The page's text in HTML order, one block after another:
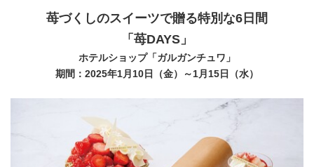
苺づくしのスイーツで贈る特別な6日間
「苺DAYS」
ホテルショップ「ガルガンチュワ」
期間：2025年1月10日（金）～1月15日（水）